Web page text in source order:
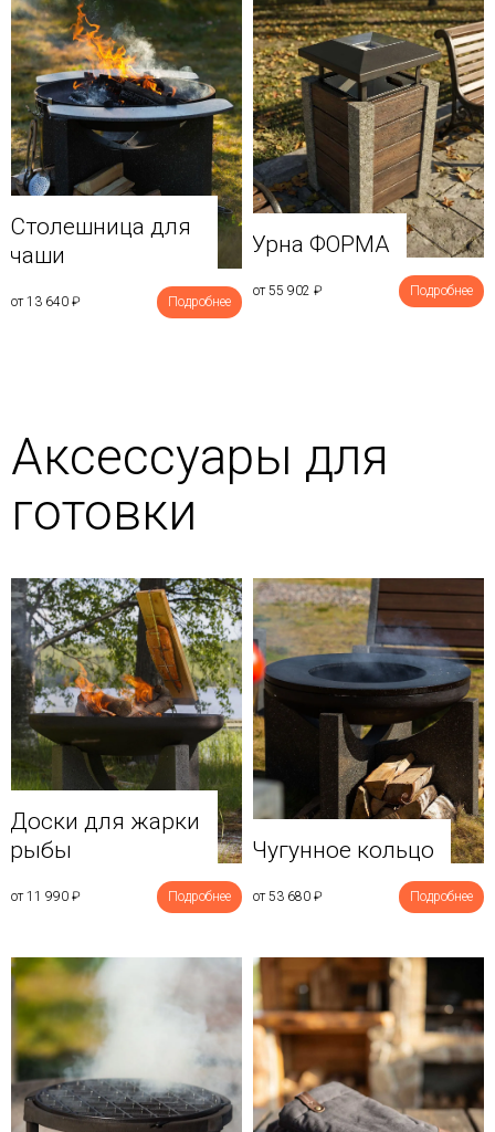
Столешница для
чаши
от 13 640 ₽ Подробнее
Урна ФОРМА
от 55 902 ₽ Подробнее
Аксессуары для
готовки
Доски для жарки
рыбы
от 11 990 ₽ Подробнее
Чугунное кольцо
от 53 680 ₽ Подробнее